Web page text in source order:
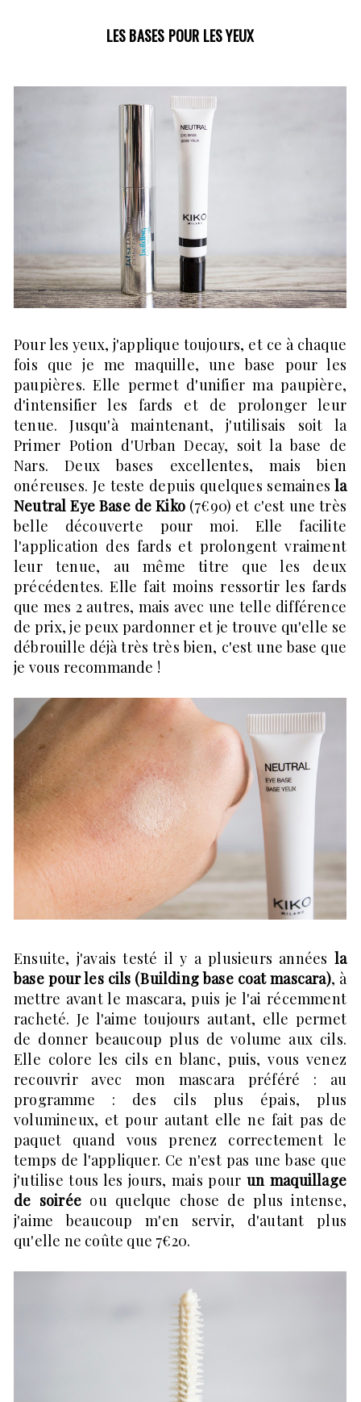
LES BASES POUR LES YEUX
Pour les yeux, j'applique toujours, et ce à chaque
fois que je me maquille, une base pour les
paupières. Elle permet d'unifier ma paupière,
d'intensifier les fards et de prolonger leur
tenue. Jusqu'à maintenant, j'utilisais soit la
Primer Potion d'Urban Decay, soit la base de
Nars. Deux bases excellentes, mais bien
onéreuses. Je teste depuis quelques semaines la
Neutral Eye Base de Kiko (7€90) et c'est une très
belle découverte pour moi. Elle facilite
l'application des fards et prolongent vraiment
leur tenue, au même titre que les deux
précédentes. Elle fait moins ressortir les fards
que mes 2 autres, mais avec une telle différence
de prix, je peux pardonner et je trouve qu'elle se
débrouille déjà très très bien, c'est une base que
je vous recommande !
Ensuite, j'avais testé il y a plusieurs années la
base pour les cils (Building base coat mascara), à
mettre avant le mascara, puis je l'ai récemment
racheté. Je l'aime toujours autant, elle permet
de donner beaucoup plus de volume aux cils.
Elle colore les cils en blanc, puis, vous venez
recouvrir avec mon mascara préféré : au
programme : des cils plus épais, plus
volumineux, et pour autant elle ne fait pas de
paquet quand vous prenez correctement le
temps de l'appliquer. Ce n'est pas une base que
j'utilise tous les jours, mais pour un maquillage
de soirée ou quelque chose de plus intense,
j'aime beaucoup m'en servir, d'autant plus
qu'elle ne coûte que 7€20.